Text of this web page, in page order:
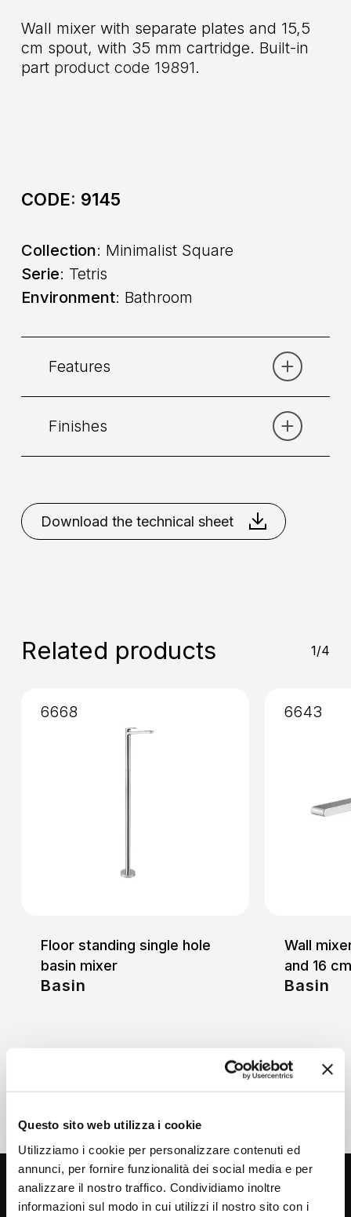
Questo sito web utilizza i cookie
Utilizziamo i cookie per personalizzare contenuti ed
annunci, per fornire funzionalità dei social media e per
analizzare il nostro traffico. Condividiamo inoltre
informazioni sul modo in cui utilizzi il nostro sito con i
Wall mixer with separate plates and 15,5
cm spout, with 35 mm cartridge. Built-in
part product code 19891.
CODE: 9145
Collection: Minimalist Square
Serie: Tetris
Environment: Bathroom
Features
Placement: Wall
Finishes
Chrome Matt Black
Matt
White
Nikel Brushed
Download the technical sheet
Related products 1/4
Floor standing single hole
basin mixer
Basin
6668
Wall
and 16
Basin
6643